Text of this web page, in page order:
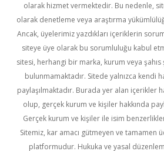
olarak hizmet vermektedir. Bu nedenle,
olarak denetleme veya araştırma
Ancak, üyelerimiz yazdıkları içeriklerin
siteye üye olarak bu sorumluluğu kabul
sitesi, herhangi bir marka, kurum veya şahıs
bulunmamaktadır. Sitede yalnızca kendi
paylaşılmaktadır. Burada yer alan içerikler
olup, gerçek kurum ve kişiler hakkında
Gerçek kurum ve kişiler ile isim
Sitemiz, kar amacı gütmeyen ve tamamen
platformudur. Hukuka ve yasal